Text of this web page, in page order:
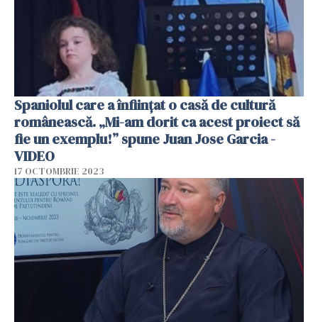
Spaniolul care a înființat o casă de cultură
românească. „Mi-am dorit ca acest proiect să
fie un exemplu!” spune Juan Jose Garcia -
VIDEO
17 OCTOMBRIE 2023